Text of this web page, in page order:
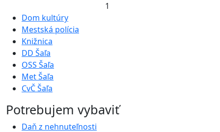
1
Dom kultúry
Mestská polícia
Knižnica
DD Šaľa
OSS Šaľa
Met Šaľa
CvČ Šaľa
Potrebujem vybaviť
Daň z nehnuteľnosti